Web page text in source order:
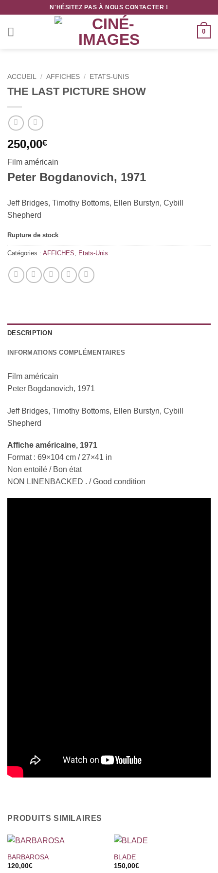
contenu
N'HÉSITEZ PAS À NOUS CONTACTER !
0
ACCUEIL / AFFICHES / ETATS-UNIS
THE LAST PICTURE SHOW
250,00€
Film américain
Peter Bogdanovich, 1971
Jeff Bridges, Timothy Bottoms, Ellen Burstyn, Cybill
Shepherd
Rupture de stock
Catégories : AFFICHES Etats-Unis
DESCRIPTION
INFORMATIONS COMPLÉMENTAIRES
Film américain
Peter Bogdanovich, 1971
Jeff Bridges, Timothy Bottoms, Ellen Burstyn, Cybill
Shepherd
Affiche américaine, 1971
Format : 69×104 cm / 27×41 in
Non entoilé / Bon état
NON LINENBACKED . / Good condition
PRODUITS SIMILAIRES
BARBAROSA
120,00€
BLADE
150,00€